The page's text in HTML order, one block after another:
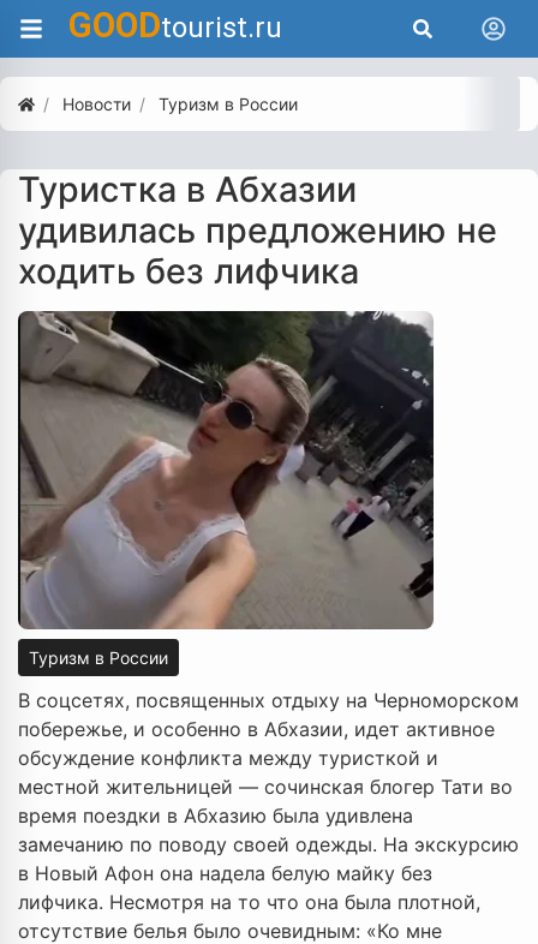
GOODtourist.ru
Новости Туризм в России
Туристка в Абхазии
удивилась предложению не
ходить без лифчика
Туризм в России
В соцсетях, посвященных отдыху на Черноморском
побережье, и особенно в Абхазии, идет активное
обсуждение конфликта между туристкой и
местной жительницей — сочинская блогер Тати во
время поездки в Абхазию была удивлена
замечанию по поводу своей одежды. На экскурсию
в Новый Афон она надела белую майку без
лифчика. Несмотря на то что она была плотной,
отсутствие белья было очевидным: «Ко мне